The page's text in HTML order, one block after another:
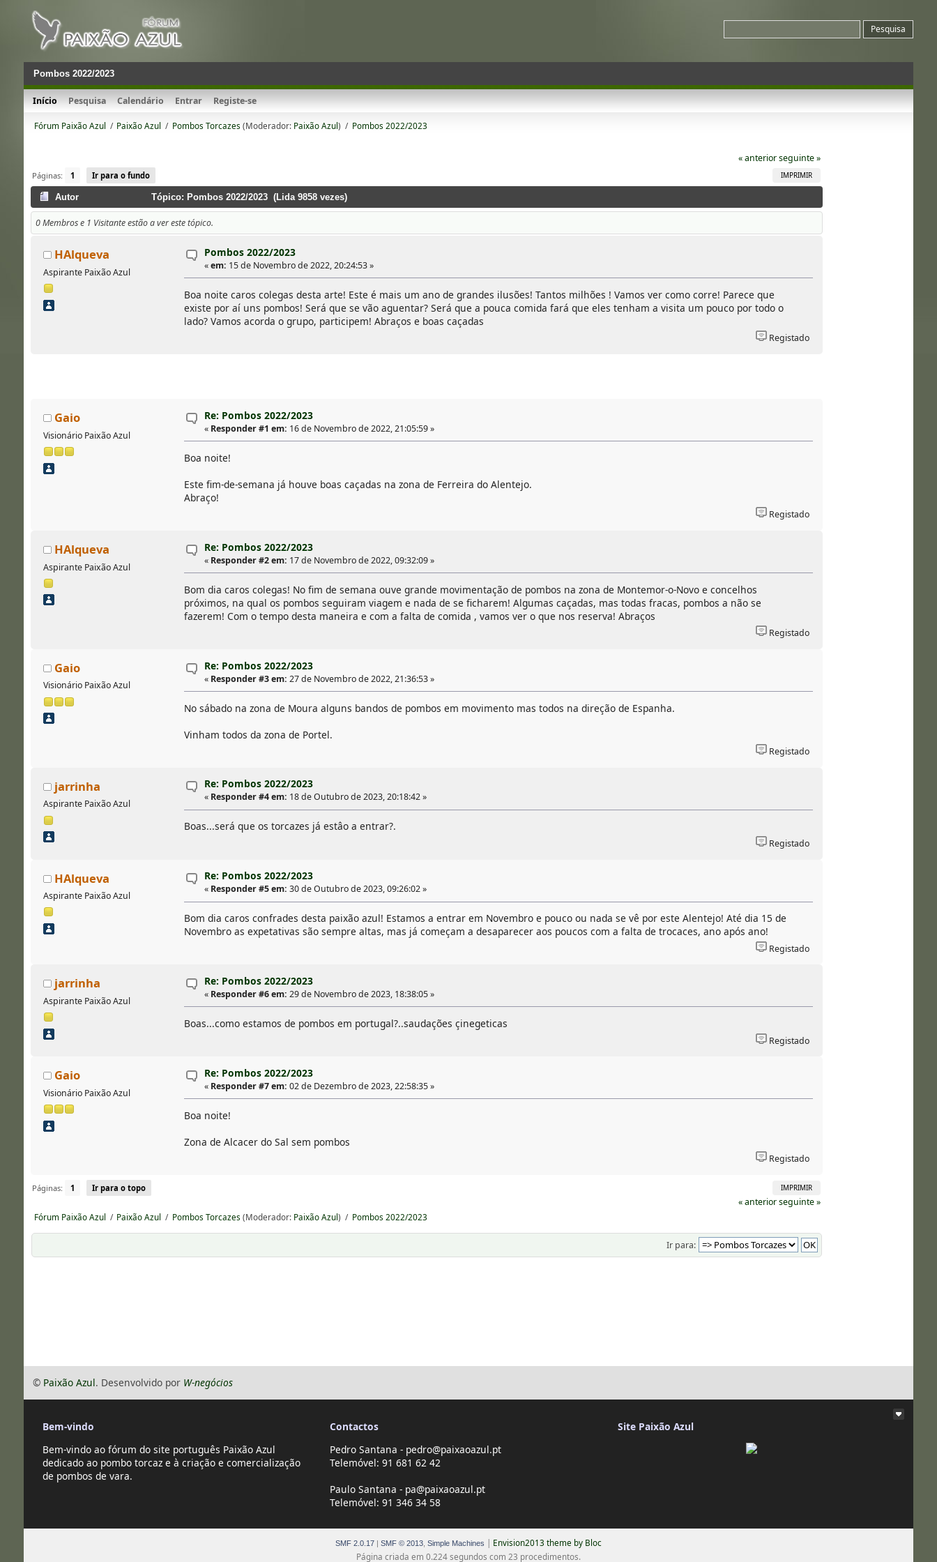
Pombos 2022/2023
Início Pesquisa Calendário Entrar Registe-se
Fórum Paixão Azul / Paixão Azul / Pombos Torcazes (Moderador: Paixão Azul) / Pombos 2022/2023
« anteriorseguinte »
IMPRIMIR
Páginas: 1 Ir para o fundo
Autor Tópico: Pombos 2022/2023 (Lida 9858 vezes)
0 Membros e 1 Visitante estão a ver este tópico.
HAlqueva
Aspirante Paixão Azul
Pombos 2022/2023
«em: 15 de Novembro de 2022, 20:24:53 »
Boa noite caros colegas desta arte! Este é mais um ano de grandes ilusões! Tantos milhões ! Vamos ver como corre! Parece que
existe por aí uns pombos! Será que se vão aguentar? Será que a pouca comida fará que eles tenham a visita um pouco por todo o
lado? Vamos acorda o grupo, participem! Abraços e boas caçadas
Registado
Gaio
Visionário Paixão Azul
Re: Pombos 2022/2023
« Responder #1 em: 16 de Novembro de 2022, 21:05:59 »
Boa noite!
Este fim-de-semana já houve boas caçadas na zona de Ferreira do Alentejo.
Abraço!
Registado
HAlqueva
Aspirante Paixão Azul
Re: Pombos 2022/2023
« Responder #2 em: 17 de Novembro de 2022, 09:32:09 »
Bom dia caros colegas! No fim de semana ouve grande movimentação de pombos na zona de Montemor-o-Novo e concelhos
próximos, na qual os pombos seguiram viagem e nada de se ficharem! Algumas caçadas, mas todas fracas, pombos a não se
fazerem! Com o tempo desta maneira e com a falta de comida , vamos ver o que nos reserva! Abraços
Registado
Gaio
Visionário Paixão Azul
Re: Pombos 2022/2023
« Responder #3 em: 27 de Novembro de 2022, 21:36:53 »
No sábado na zona de Moura alguns bandos de pombos em movimento mas todos na direção de Espanha.
Vinham todos da zona de Portel.
Registado
jarrinha
Aspirante Paixão Azul
Re: Pombos 2022/2023
« Responder #4 em: 18 de Outubro de 2023, 20:18:42 »
Boas...será que os torcazes já estâo a entrar?.
Registado
HAlqueva
Aspirante Paixão Azul
Re: Pombos 2022/2023
« Responder #5 em: 30 de Outubro de 2023, 09:26:02 »
Bom dia caros confrades desta paixão azul! Estamos a entrar em Novembro e pouco ou nada se vê por este Alentejo! Até dia 15 de
Novembro as expetativas são sempre altas, mas já começam a desaparecer aos poucos com a falta de trocaces, ano após ano!
Registado
jarrinha
Aspirante Paixão Azul
Re: Pombos 2022/2023
« Responder #6 em: 29 de Novembro de 2023, 18:38:05 »
Boas...como estamos de pombos em portugal?..saudações çinegeticas
Registado
Gaio
Visionário Paixão Azul
Re: Pombos 2022/2023
« Responder #7 em: 02 de Dezembro de 2023, 22:58:35 »
Boa noite!
Zona de Alcacer do Sal sem pombos
Registado
IMPRIMIR
Páginas: 1 Ir para o topo
« anteriorseguinte »
Fórum Paixão Azul / Paixão Azul / Pombos Torcazes (Moderador: Paixão Azul) / Pombos 2022/2023
Ir para:
© Paixão Azul. Desenvolvido por W-negócios
Bem-vindo
Bem-vindo ao fórum do site português Paixão Azul
dedicado ao pombo torcaz e à criação e comercialização
de pombos de vara.
Contactos
Pedro Santana - pedro@paixaoazul.pt
Telemóvel: 91 681 62 42
Paulo Santana - pa@paixaoazul.pt
Telemóvel: 91 346 34 58
Site Paixão Azul
SMF 2.0.17| SMF © 2013, Simple Machines
Envision2013 theme by Bloc
Página criada em 0.224 segundos com 23 procedimentos.